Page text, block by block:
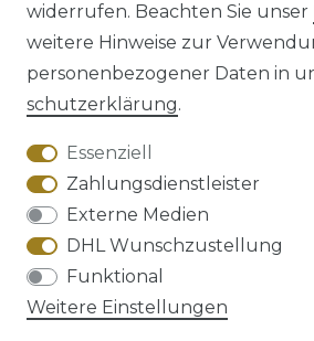
AGB
Widerrufs­recht
widerrufen. Beachten Sie unser
weitere Hinweise zur
personenbezogener Daten in
schutz­erklärung.
Essenziell
Zahlungsdienstleister
Externe Medien
DHL Wunschzustellung
Funktional
Weitere Einstellungen